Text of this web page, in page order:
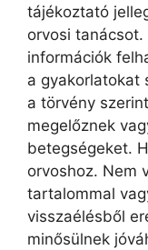
tájékoztató
orvosi
információk
a gyakorlatokat
a törvény
megelőznek
betegségeket.
orvoshoz. Nem
tartalommal
visszaélésből
minősülnek